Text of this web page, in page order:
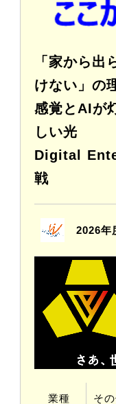
「家から出
けない」の
感覚とAIが
しい光
Digital
戦
2026年
業種 そ